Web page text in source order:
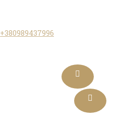
+380989437996